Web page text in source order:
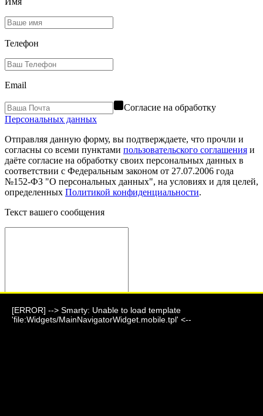
[ERROR] --> Smarty: Unable to load template
'file:Widgets/MainNavigatorWidget.mobile.tpl' <--
Телефон
Email
Согласие на обработку
Персональных данных
Отправляя данную форму, вы подтверждаете, что прочли и
согласны со всеми пунктами пользовательского соглашения и
даёте согласие на обработку своих персональных данных в
соответствии с Федеральным законом от 27.07.2006 года
№152-ФЗ "О персональных данных", на условиях и для целей,
определенных Политикой конфиденциальности.
Текст вашего сообщения
Отправить сообщение